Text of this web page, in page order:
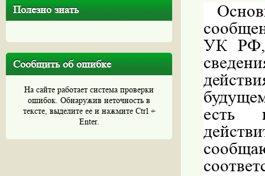
Полезно знать
Сообщить об ошибке
На сайте работает система проверки
ошибок. Обнаружив неточность в
тексте, выделите ее и нажмите Ctrl +
Enter.
УК РФ,
есть